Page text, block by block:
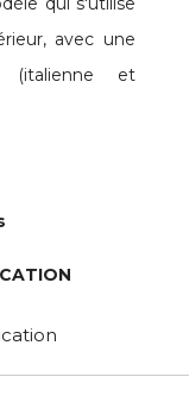
avec une
(italienne et